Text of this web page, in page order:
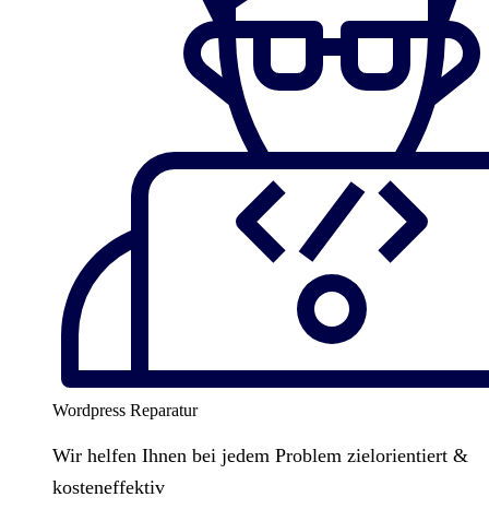
Wordpress Reparatur
Wir helfen Ihnen bei jedem Problem zielorientiert &
kosteneffektiv